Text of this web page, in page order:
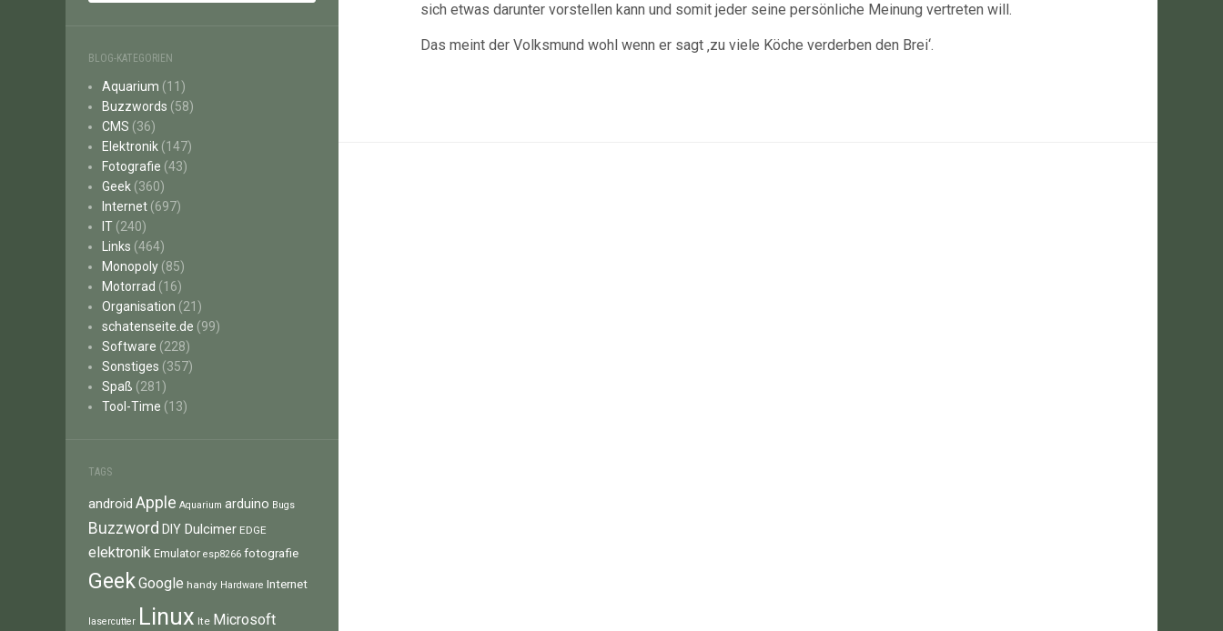
BLOG-KATEGORIEN
Aquarium (11)
Buzzwords (58)
CMS (36)
Elektronik (147)
Fotografie (43)
Geek (360)
Internet (697)
IT (240)
Links (464)
Monopoly (85)
Motorrad (16)
Organisation (21)
schatenseite.de (99)
Software (228)
Sonstiges (357)
Spaß (281)
Tool-Time (13)
TAGS
android Apple Aquarium arduino Bugs
Buzzword DIY Dulcimer EDGE
elektronik Emulator esp8266 fotografie
GeekGoogle handy Hardware Internet
lasercutter Linux lte Microsoft
sich etwas darunter vorstellen kann und somit jeder seine persönliche Meinung vertreten will.
Das meint der Volksmund wohl wenn er sagt ‚zu viele Köche verderben den Brei‘.